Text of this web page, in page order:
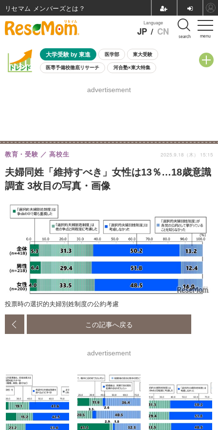
menu
Language
JP / CN search
大学受験 by 東進 医学部 東大受験
医専予備校徹底リサーチ 河合塾×東大特集
8月開催学校説明会・相談会
advertisement
夫婦同姓「維持すべき」女性は13％…18歳意識
調査 3枚目の写真・画像
教育・受験 高校生 2025.9.18（木） 15:15
投票時の選択的夫婦別姓制度の公約考慮
この記事へ戻る
advertisement
リセマム メンバーズ